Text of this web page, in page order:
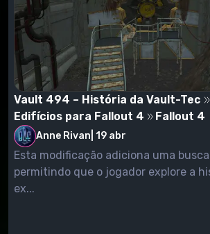
Vault 494 – História da Vault-Tec
Edifícios para Fallout 4
Fallout 4
Anne Rivan 19 abr
Esta modificação adiciona uma
permitindo que o jogador explore a
ex...